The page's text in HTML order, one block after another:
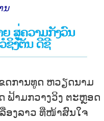
ນ
ດການທູດ ຫວຽດນາມ
ຟ້າມກວາງວິງ ຕະຫຼອດ
ລື່ອງລາວ ທີ່ໜ້າສົນໃຈ